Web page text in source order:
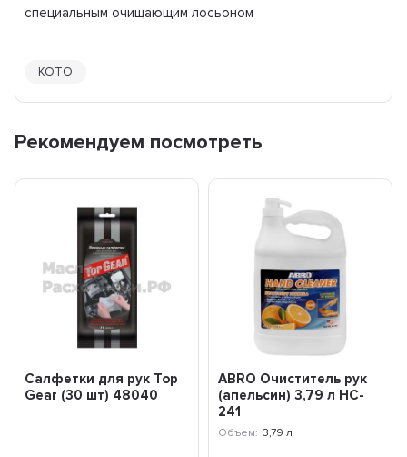
специальным очищающим лосьоном
KOTO
Рекомендуем посмотреть
Салфетки для рук Top
Gear (30 шт) 48040
ABRO Очиститель рук
(апельсин) 3,79 л HC-
241
Объем: 3,79 л